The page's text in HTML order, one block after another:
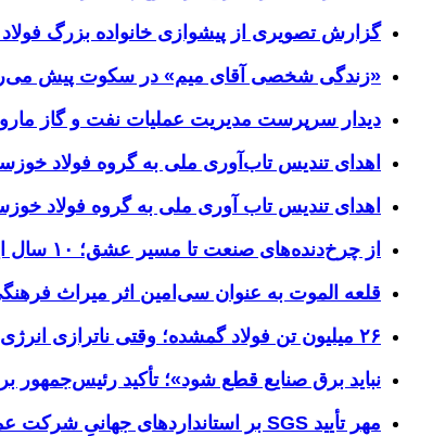
گزارش تصویری از پیشوازی خانواده بزرگ
«زندگی شخصی آقای میم» در سکوت پیش
دیدار سرپرست مدیریت عملیات نفت و گاز
اهدای تندیس تاب‌آوری ملی به گروه فولاد
اهدای تندیس تاب آوری ملی به گروه فولاد
از چرخ‌دنده‌های صنعت تا مسیر عشق؛ ۱۰ سال ایستادگی فولاد خوزستان در مرز چذابه
قلعه الموت به عنوان سی‌امین اثر میراث‌
۲۶ میلیون تن فولاد گمشده؛ وقتی ناترازی انرژی بزرگ‌ترین مانع تولید می‌شود
نباید برق صنایع قطع شود»؛ تأکید رئیس‌جمهور بر
مهر تأیید SGS بر استانداردهای جهانیِ شرکت عملیات اکتشاف نفت